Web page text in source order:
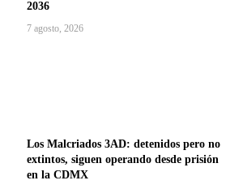
2036
7 agosto, 2026
Los Malcriados 3AD: detenidos pero no
extintos, siguen operando desde prisión
en la CDMX